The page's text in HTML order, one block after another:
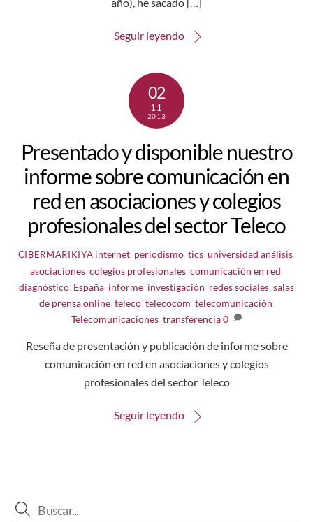
Seguir leyendo
02
11
2013
Presentado y disponible nuestro
informe sobre comunicación en
red en asociaciones y colegios
profesionales del sector Teleco
CIBERMARIKIYA internet periodismo ,tics ,universidad análisis
asociaciones colegios profesionales comunicación en red
diagnóstico España informe investigación redes sociales salas
de prensa online, teleco, telecocom telecomunicación
Telecomunicaciones, transferencia0
Reseña de presentación y publicación de informe sobre
comunicación en red en asociaciones y colegios
profesionales del sector Teleco
Seguir leyendo